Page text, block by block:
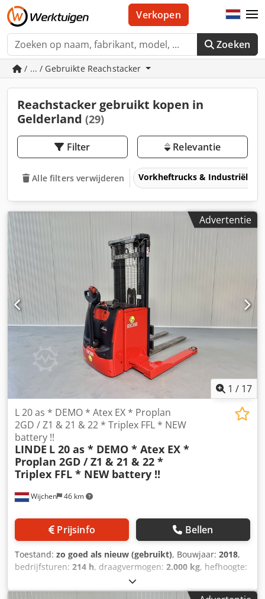
Zoeken
Verkopen
/ ... / Gebruikte Reachstacker
Reachstacker gebruikt kopen in
Gelderland (29)
Filter Relevantie
Alle filters verwijderen Vorkheftrucks & Industriële
Advertentie
1 / 17
Wijchen 46 km
L 20 as * DEMO * Atex EX * Proplan
2GD / Z1 & 21 & 22 * Triplex FFL * NEW
battery !!
LINDE L 20 as * DEMO * Atex EX *
Proplan 2GD / Z1 & 21 & 22 *
Triplex FFL * NEW battery !!
Prijsinfo Bellen
Toestand: zo goed als nieuw (gebruikt), Bouwjaar: 2018,
bedrijfsturen: 214 h, draagvermogen: 2.000 kg, hefhoogte:
elektrisch
bouwhoogte:1.920 mm, Manufacturer + model:LINDE L 20